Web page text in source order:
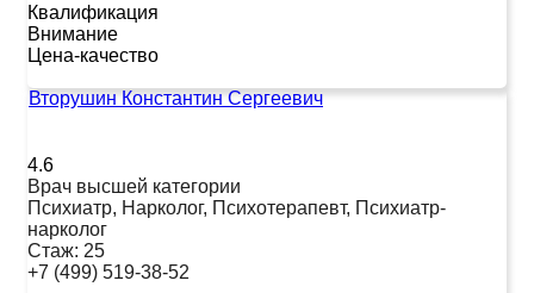
Квалификация
Внимание
Цена-качество
Вторушин Константин Сергеевич
4.6
Врач высшей категории
Психиатр, Нарколог, Психотерапевт, Психиатр-
нарколог
Стаж: 25
+7 (499) 519-38-52